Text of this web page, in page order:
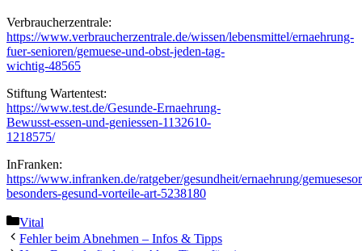
Verbraucherzentrale:
https://www.verbraucherzentrale.de/wissen/lebensmittel/ernaehrung-
fuer-senioren/gemuese-und-obst-jeden-tag-
wichtig-48565
Stiftung Wartentest:
https://www.test.de/Gesunde-Ernaehrung-
Bewusst-essen-und-geniessen-1132610-
1218575/
InFranken:
https://www.infranken.de/ratgeber/gesundheit/ernaehrung/
besonders-gesund-vorteile-art-5238180
Kategorien
Vital
Fehler beim Abnehmen – Infos & Tipps